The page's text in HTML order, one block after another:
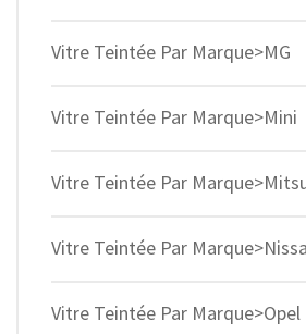
Vitre Teintée Par Marque>MG
Vitre Teintée Par Marque>Mini
Vitre Teintée Par
Vitre Teintée Par
Vitre Teintée Par Marque>Opel